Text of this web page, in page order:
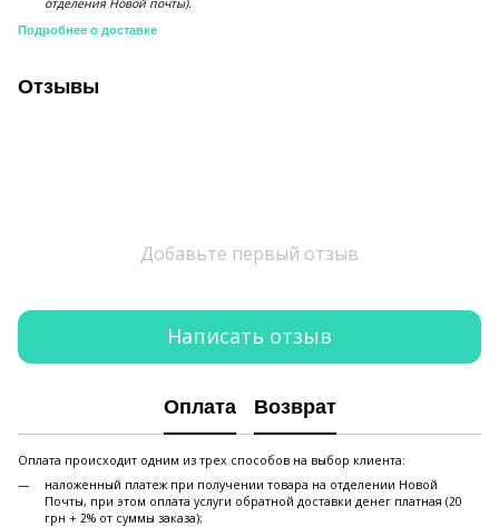
отделения Новой почты).
Подробнее о доставке
Отзывы
Добавьте первый отзыв
Написать отзыв
Оплата Возврат
Оплата происходит одним из трех способов на выбор клиента:
наложенный платеж при получении товара на отделении Новой
Почты, при этом оплата услуги обратной доставки денег платная (20
грн + 2% от суммы заказа);